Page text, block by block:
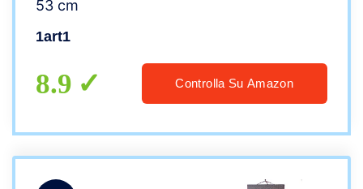
53 cm
1art1
8.9 Controlla Su Amazon